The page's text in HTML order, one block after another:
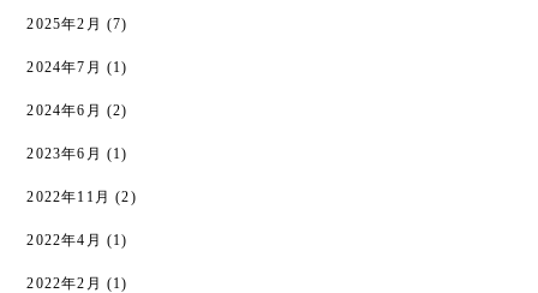
2025年2月 (7)
2024年7月 (1)
2024年6月 (2)
2023年6月 (1)
2022年11月 (2)
2022年4月 (1)
2022年2月 (1)